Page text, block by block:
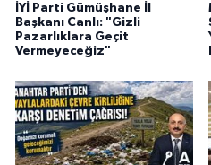
İYİ Parti Gümüşhane İl
Başkanı Canlı: "Gizli
Pazarlıklara Geçit
Vermeyeceğiz"